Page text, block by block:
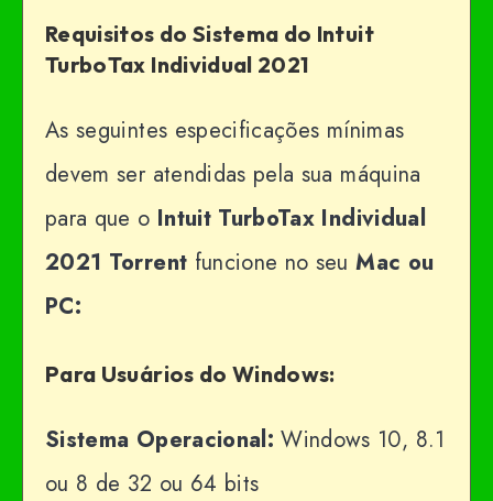
Requisitos do Sistema do Intuit
TurboTax Individual 2021
As seguintes especificações mínimas
devem ser atendidas pela sua máquina
para que o Intuit TurboTax Individual
2021 Torrent funcione no seuMac ou
PC:
Para Usuários do Windows:
Sistema Operacional: Windows 10, 8.1
ou 8 de 32 ou 64 bits